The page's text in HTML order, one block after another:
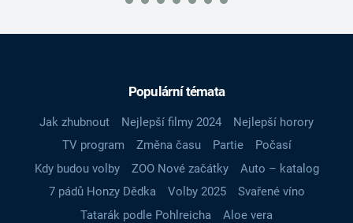
Populární témata
Jak zhubnout Nejlepší filmy 2024
Nejlepší horory
TV program
Změna času Partie
Počasí
Kdy budou volby
ZOO Nové začátky
Auto – katalog
7 pádů Honzy Dědka
Volby 2025
Svařené víno
Tatarák podle Pohlreicha
Aloe vera